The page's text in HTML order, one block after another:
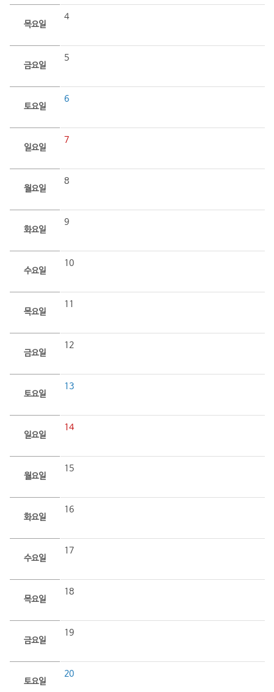
목요일
4
금요일
5
토요일
6
일요일
7
월요일
8
화요일
9
수요일
10
목요일
11
금요일
12
토요일
13
일요일
14
월요일
15
화요일
16
수요일
17
목요일
18
금요일
19
토요일
20